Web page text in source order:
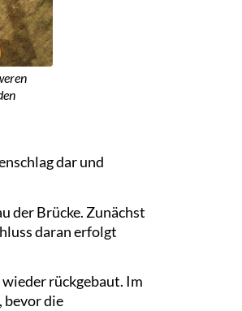
dar und
der Brücke. Zunächst
daran erfolgt
rückgebaut. Im
bevor die